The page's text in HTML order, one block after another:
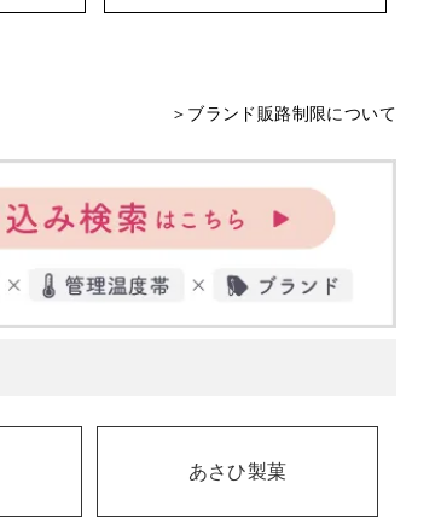
＞ブランド販路制限について
あさひ製菓